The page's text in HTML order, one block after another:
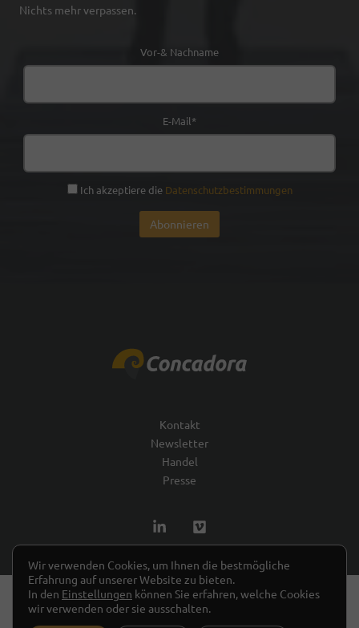
Nichts mehr verpassen.
Vor-& Nachname
E-Mail*
Ich akzeptiere die Datenschutzbestimmungen
Kontakt
Newsletter
Handel
Presse
Copyright © 2026 Concadora Impressum
Wir verwenden Cookies, um Ihnen die bestmögliche
Erfahrung auf unserer Website zu bieten.
In den Einstellungen können Sie erfahren, welche Cookies
wir verwenden oder sie ausschalten.